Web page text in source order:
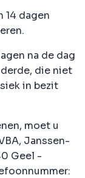
dagen
na de dag
die niet
in bezit
moet u
Janssen-
Geel -